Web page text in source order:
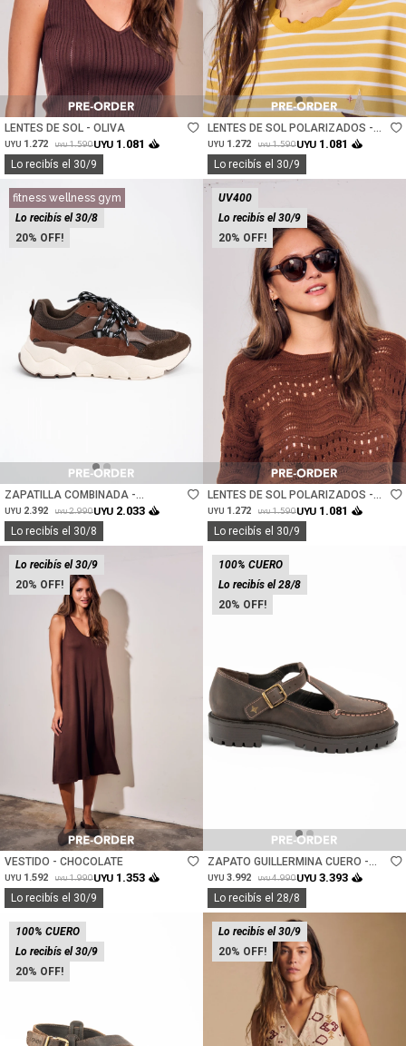
Talle
LENTES DE SOL - OLIVA
UYU 1.272 UYU 1.590UYU 1.081
Lo recibís el 30/9
Talle
LENTES DE SOL POLARIZADOS -
MARRON
UYU 1.272 UYU 1.590UYU 1.081
Lo recibís el 30/9
20
fitness wellness gym
Lo recibís el 30/8
Talle
ZAPATILLA COMBINADA -
CHOCOLATE
UYU 2.392 UYU 2.990UYU 2.033
Lo recibís el 30/8
20
UV400
Lo recibís el 30/9
Talle
LENTES DE SOL POLARIZADOS -
MARRON
UYU 1.272 UYU 1.590UYU 1.081
Lo recibís el 30/9
20
Lo recibís el 30/9
Talle
VESTIDO - CHOCOLATE
UYU 1.592 UYU 1.990UYU 1.353
Lo recibís el 30/9
20
100% CUERO
Lo recibís el 28/8
Talle
ZAPATO GUILLERMINA CUERO -
CHOCOLATE
UYU 3.992 UYU 4.990UYU 3.393
Lo recibís el 28/8
20
100% CUERO
Lo recibís el 30/9
20
Lo recibís el 30/9